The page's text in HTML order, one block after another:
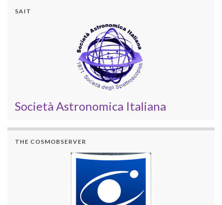
SAIT
Società Astronomica Italiana
THE COSMOBSERVER